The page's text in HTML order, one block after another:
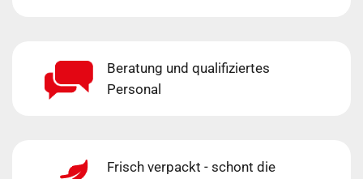
Beratung und qualifiziertes
Personal
Frisch verpackt - schont die